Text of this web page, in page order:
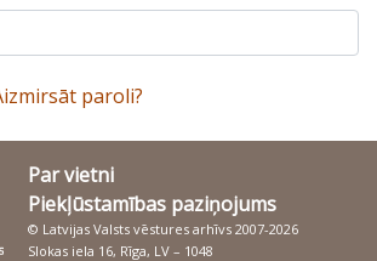
paroli?
Par vietni
Piekļūstamības paziņojums
© Latvijas Valsts vēstures arhīvs 2007-2026
Slokas iela 16, Rīga, LV – 1048